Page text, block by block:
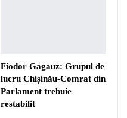
Fiodor Gagauz: Grupul de
lucru Chișinău-Comrat din
Parlament trebuie
restabilit